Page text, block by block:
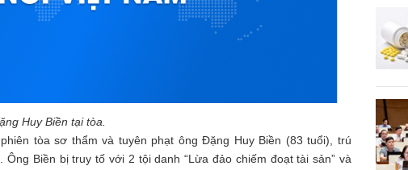
Huy Biền tại tòa.
tòa sơ thẩm và tuyên phạt ông Đặng Huy Biền (83 tuổi), trú
Biền bị truy tố với 2 tội danh “Lừa đảo chiếm đoạt tài sản” và